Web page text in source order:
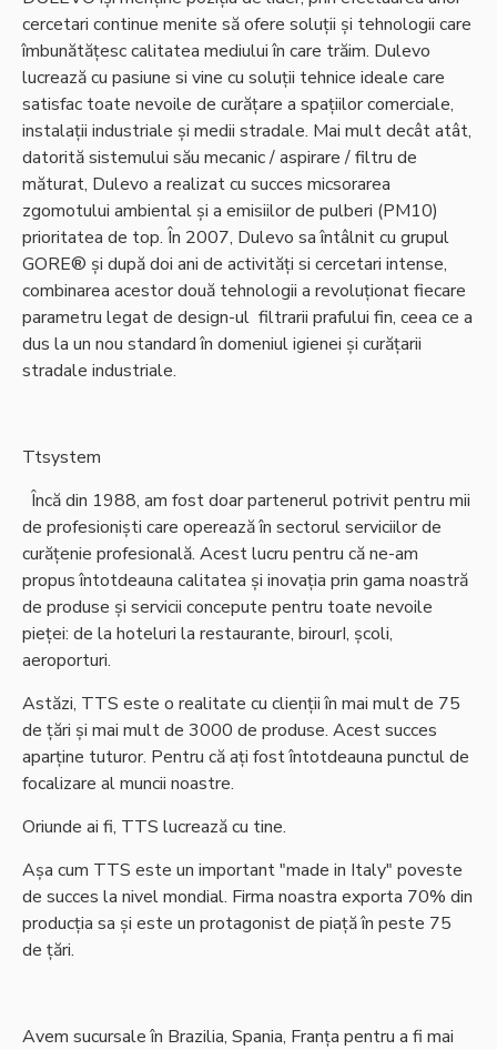
cercetari continue menite să ofere soluții și tehnologii care
îmbunătățesc calitatea mediului în care trăim. Dulevo
lucrează cu pasiune si vine cu soluții tehnice ideale care
satisfac toate nevoile de curățare a spațiilor comerciale,
instalații industriale și medii stradale. Mai mult decât atât,
datorită sistemului său mecanic / aspirare / filtru de
măturat, Dulevo a realizat cu succes micsorarea
zgomotului ambiental și a emisiilor de pulberi (PM10)
prioritatea de top. În 2007, Dulevo sa întâlnit cu grupul
GORE® și după doi ani de activități si cercetari intense,
combinarea acestor două tehnologii a revoluționat fiecare
parametru legat de design-ul filtrarii prafului fin, ceea ce a
dus la un nou standard în domeniul igienei și curățarii
stradale industriale.
Ttsystem
Încă din 1988, am fost doar partenerul potrivit pentru mii
de profesioniști care operează în sectorul serviciilor de
curățenie profesională. Acest lucru pentru că ne-am
propus întotdeauna calitatea și inovația prin gama noastră
de produse și servicii concepute pentru toate nevoile
pieței: de la hoteluri la restaurante, birourI, școli,
aeroporturi.
Astăzi, TTS este o realitate cu clienții în mai mult de 75
de țări și mai mult de 3000 de produse. Acest succes
aparține tuturor. Pentru că ați fost întotdeauna punctul de
focalizare al muncii noastre.
Oriunde ai fi, TTS lucrează cu tine.
Așa cum TTS este un important "made in Italy" poveste
de succes la nivel mondial. Firma noastra exporta 70% din
producția sa și este un protagonist de piață în peste 75
de țări.
Avem sucursale în Brazilia, Spania, Franța pentru a fi mai